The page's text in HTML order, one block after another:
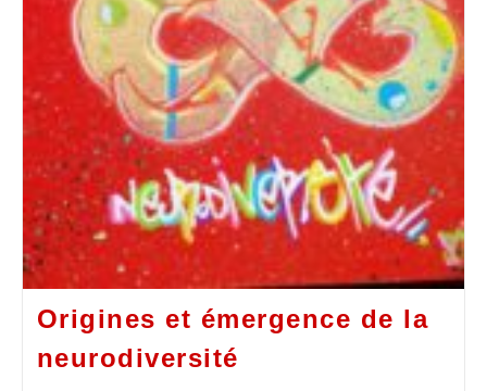
Origines et émergence de la
neurodiversité